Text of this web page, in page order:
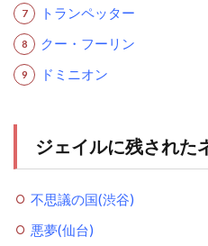
トランペッター
クー・フーリン
ドミニオン
ジェイルに残された
不思議の国(渋谷)
悪夢(仙台)